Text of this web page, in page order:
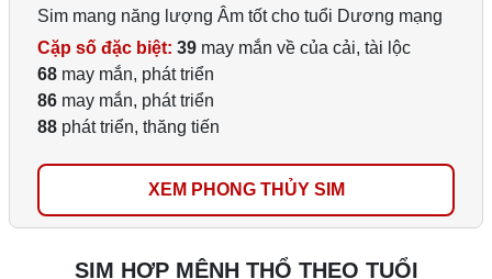
Sim mang năng lượng Âm tốt cho tuổi Dương mạng
Cặp số đặc biệt: 39 may mắn về của cải, tài lộc
68 may mắn, phát triển
86 may mắn, phát triển
88 phát triển, thăng tiến
XEM PHONG THỦY SIM
SIM HỢP MỆNH THỔ THEO TUỔI